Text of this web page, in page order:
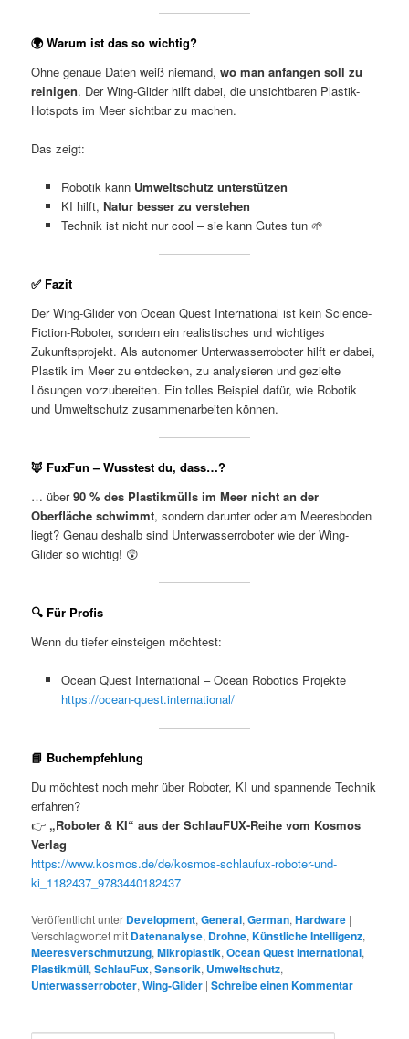
🌍 Warum ist das so wichtig?
Ohne genaue Daten weiß niemand,wo man anfangen soll zu
reinigen. Der Wing-Glider hilft dabei, die unsichtbaren Plastik-
Hotspots im Meer sichtbar zu machen.
Das zeigt:
Robotik kann Umweltschutz unterstützen
KI hilft, Natur besser zu verstehen
Technik ist nicht nur cool – sie kann Gutes tun 🌱
✅ Fazit
Der Wing-Glider von Ocean Quest International ist kein Science-
Fiction-Roboter, sondern ein realistisches und wichtiges
Zukunftsprojekt. Als autonomer Unterwasserroboter hilft er dabei,
Plastik im Meer zu entdecken, zu analysieren und gezielte
Lösungen vorzubereiten. Ein tolles Beispiel dafür, wie Robotik
und Umweltschutz zusammenarbeiten können.
🦊 FuxFun – Wusstest du, dass…?
… über90 % des Plastikmülls im Meer nicht an der
Oberfläche schwimmt, sondern darunter oder am Meeresboden
liegt? Genau deshalb sind Unterwasserroboter wie der Wing-
Glider so wichtig! 😲
🔍 Für Profis
Wenn du tiefer einsteigen möchtest:
Ocean Quest International – Ocean Robotics Projekte
https://ocean-quest.international/
📘 Buchempfehlung
Du möchtest noch mehr über Roboter, KI und spannende Technik
erfahren?
👉 „Roboter & KI“ aus der SchlauFUX-Reihe vom Kosmos
Verlag
https://www.kosmos.de/de/kosmos-schlaufux-roboter-und-
ki_1182437_9783440182437
Veröffentlicht unter Development,General,German,Hardware |
Verschlagwortet mit Datenanalyse, Drohne,Künstliche Intelligenz,
Meeresverschmutzung,Mikroplastik,Ocean Quest International,
Plastikmüll,SchlauFux,Sensorik, Umweltschutz,
Unterwasserroboter,Wing‑Glider |Schreibe einen Kommentar